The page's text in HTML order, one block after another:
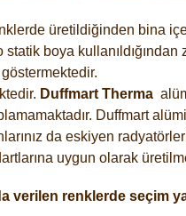
üretildiğinden bina
boya
Duffmart Therma
Duffmart
da eskiyen
uygun olarak
verilen renklerde seçim